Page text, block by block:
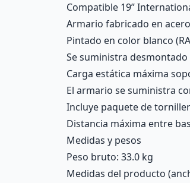
Compatible 19”
Armario fabricado en
Pintado en color blanco
Se suministra
Carga estática máxima
El armario se suministra
Incluye paquete de
Distancia máxima entre
Medidas y pesos
Peso bruto: 33.0 kg
Medidas del producto